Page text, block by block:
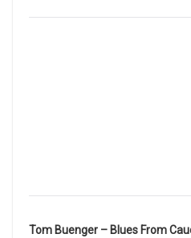
Tom Buenger – Blues From